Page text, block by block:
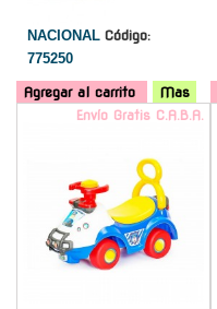
NACIONAL Código:
775250
Agregar al carrito Mas
Envío Gratis C.A.B.A.